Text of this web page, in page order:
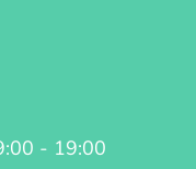
- 19:00